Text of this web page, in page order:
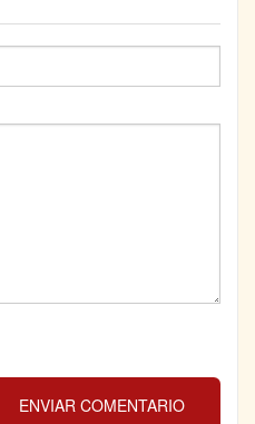
ENVIAR COMENTARIO